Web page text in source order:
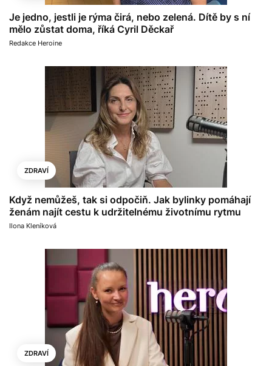
Je jedno, jestli je rýma čirá, nebo zelená. Dítě by s ní
mělo zůstat doma, říká Cyril Děckař
Redakce Heroine
ZDRAVÍ
Když nemůžeš, tak si odpočiň. Jak bylinky pomáhají
ženám najít cestu k udržitelnému životnímu rytmu
Ilona Kleníková
ZDRAVÍ